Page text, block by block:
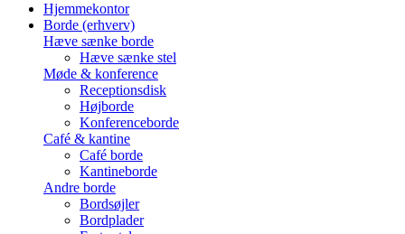
Hjemmekontor
Borde (erhverv)
Hæve sænke borde
Hæve sænke stel
Møde & konference
Receptionsdisk
Højborde
Konferenceborde
Café & kantine
Café borde
Kantineborde
Andre borde
Bordsøjler
Bordplader